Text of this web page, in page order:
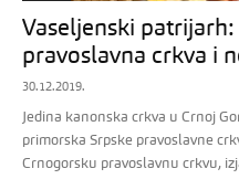
Vaseljenski patrijarh:
pravoslavna crkva i
30.12.2019.
Jedina kanonska crkva u Crnoj
primorska Srpske pravoslavne
Crnogorsku pravoslavnu crkvu,